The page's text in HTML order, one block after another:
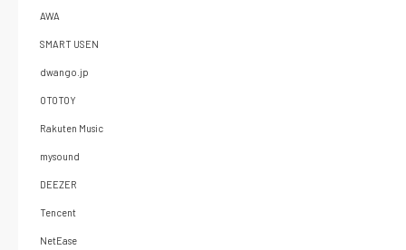
AWA
SMART USEN
dwango.jp
OTOTOY
Rakuten Music
mysound
DEEZER
Tencent
NetEase